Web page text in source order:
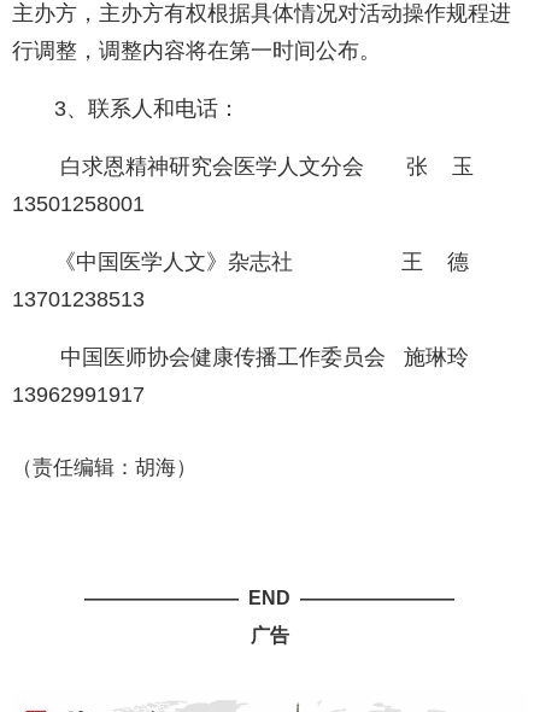
主办方，主办方有权根据具体情况对活动操作规程进
行调整，调整内容将在第一时间公布。
3、联系人和电话：
白求恩精神研究会医学人文分会 张 玉
13501258001
《中国医学人文》杂志社 王 德
13701238513
中国医师协会健康传播工作委员会 施琳玲
13962991917
（责任编辑：胡海）
———————— END ————————
广告